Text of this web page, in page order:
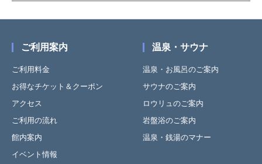
ご利用案内
ご利用料金
お得なチケット＆クーポン
アクセス
ご利用の流れ
館内案内
イベント情報
温泉・サウナ
温泉・お風呂のご案内
サウナのご案内
ロウリュのご案内
岩盤浴のご案内
温泉・銭湯のマナー